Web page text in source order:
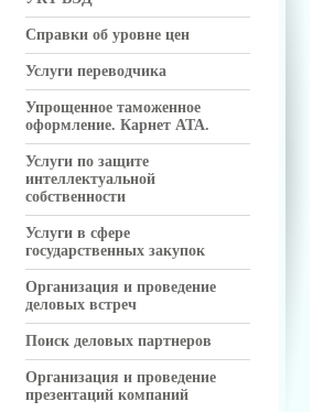
Справки об уровне цен
Услуги переводчика
Упрощенное таможенное
оформление. Карнет АТА.
Услуги по защите
интеллектуальной
собственности
Услуги в сфере
государственных закупок
Организация и проведение
деловых встреч
Поиск деловых партнеров
Организация и проведение
презентаций компаний